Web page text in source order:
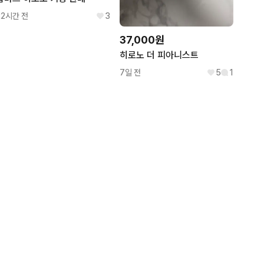
시간 전 3
37,000원
히로노 더 피아니스트
7일 전 5 1